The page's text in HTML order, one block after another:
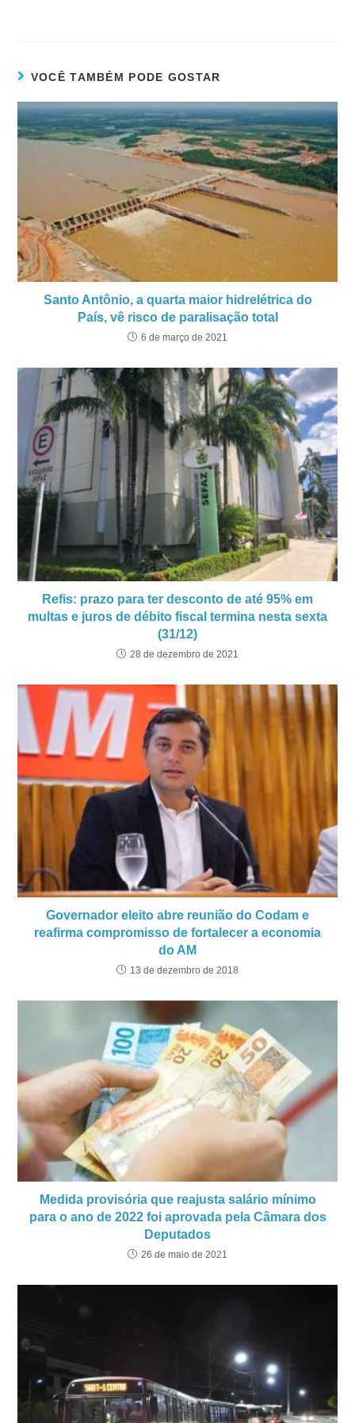
VOCÊ TAMBÉM PODE GOSTAR
Santo Antônio, a quarta maior hidrelétrica do
País, vê risco de paralisação total
6 de março de 2021
Refis: prazo para ter desconto de até 95% em
multas e juros de débito fiscal termina nesta sexta
(31/12)
28 de dezembro de 2021
Governador eleito abre reunião do Codam e
reafirma compromisso de fortalecer a economia
do AM
13 de dezembro de 2018
Medida provisória que reajusta salário mínimo
para o ano de 2022 foi aprovada pela Câmara dos
Deputados
26 de maio de 2021